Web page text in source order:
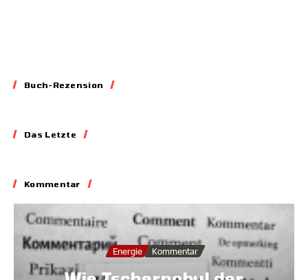
Buch-Rezension
Das Letzte
Kommentar
Energie Kommentar